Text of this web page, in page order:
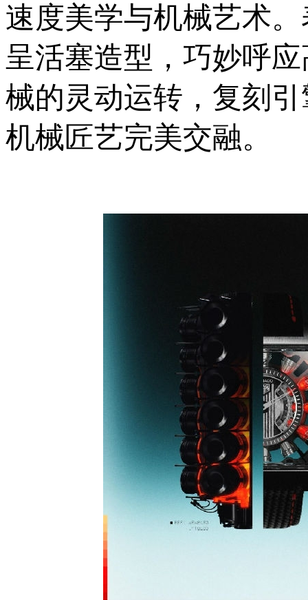
速度美学与机械艺术
呈活塞造型，巧妙呼
械的灵动运转，复刻
机械匠艺完美交融。